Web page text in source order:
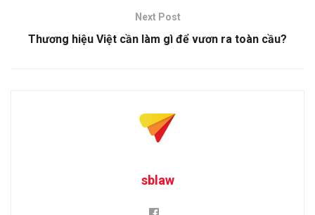
Next Post
Thương hiệu Việt cần làm gì để vươn ra toàn cầu?
sblaw